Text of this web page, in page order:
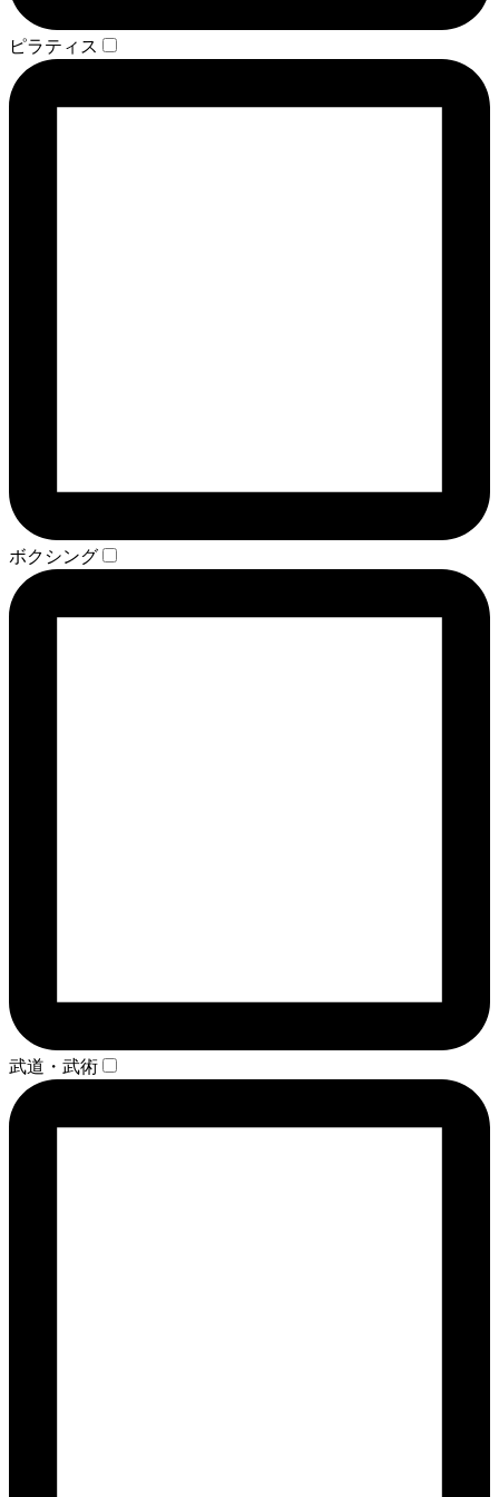
ピラティス
ボクシング
武道・武術